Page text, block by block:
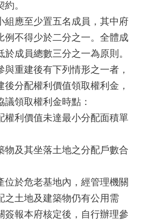
。
組應至少置五名成員，其中府
例不得少於二分之一。全體成
於成員總數三分之一為原則。
重建後有下列情形之一者，
分配權利價值領取權利金，
領取權利金時點：
權利價值未達最小分配面積單
物及其坐落土地之分配戶數合
位於危老基地內，經管理機關
之土地及建築物仍有公用需
簽報本府核定後，自行辦理參